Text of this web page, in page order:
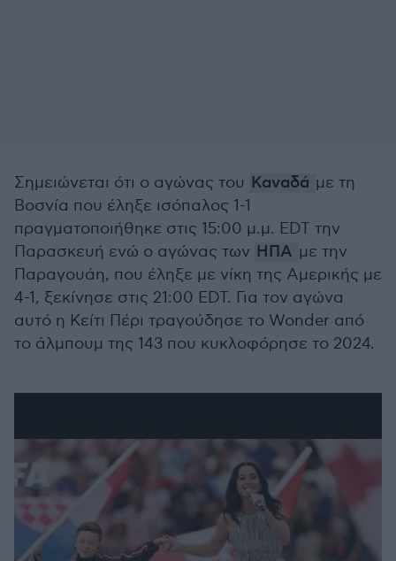
Σημειώνεται ότι ο αγώνας του Καναδά με τη
Βοσνία που έληξε ισόπαλος 1-1
πραγματοποιήθηκε στις 15:00 μ.μ. EDT την
Παρασκευή ενώ ο αγώνας των ΗΠΑ με την
Παραγουάη, που έληξε με νίκη της Αμερικής με
4-1, ξεκίνησε στις 21:00 EDT. Για τον αγώνα
αυτό η Κείτι Πέρι τραγούδησε το Wonder από
το άλμπουμ της 143 που κυκλοφόρησε το 2024.